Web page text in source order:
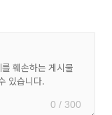
0 / 300